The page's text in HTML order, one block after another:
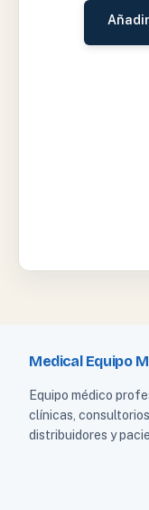
Medical Equipo
Equipo médico
clínicas,
distribuidores y